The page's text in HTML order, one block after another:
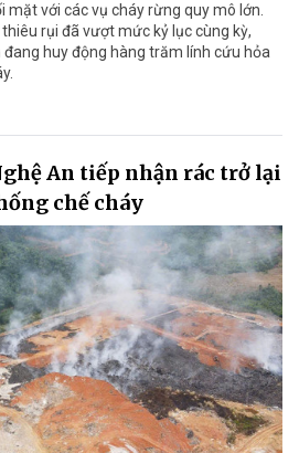
mặt với các vụ cháy rừng quy mô lớn.
rụi đã vượt mức kỷ lục cùng kỳ,
đang huy động hàng trăm lính cứu hỏa
An tiếp nhận rác trở lại
chế cháy